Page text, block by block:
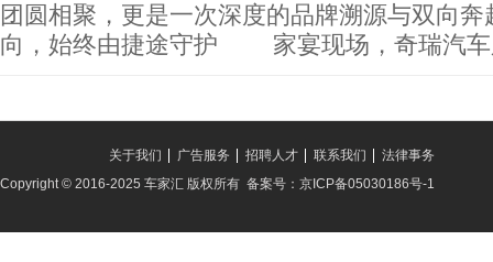
团圆相聚，更是一次深度的品牌溯源与双
向，始终由捷途守护 家宴现场，奇瑞汽车
法律事务
联系我们
招聘人才
广告服务
关于我们
Copyright © 2016-2025 车家汇 版权所有 备案号：京ICP备05030186号-1